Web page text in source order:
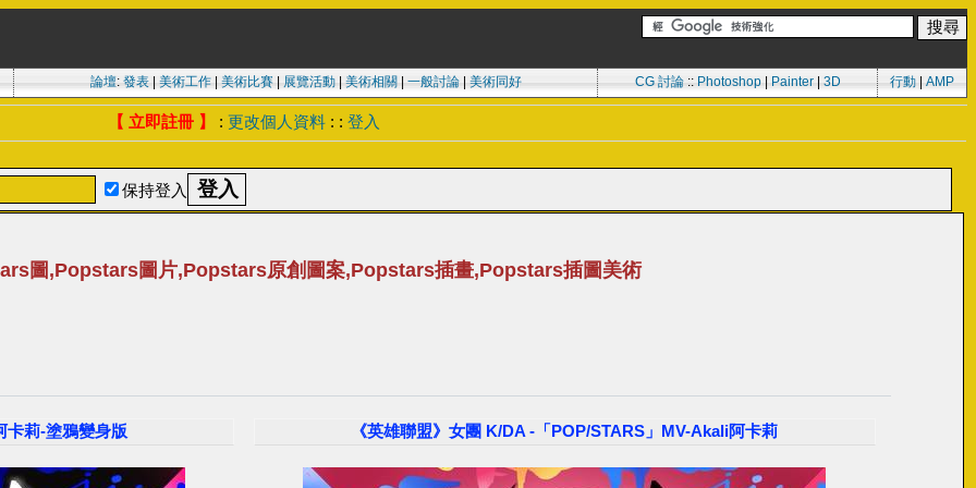
論壇: 發表| 美術工作| 美術比賽| 展覽活動| 美術相關 一般討論| 美術同好 CG 討論:: Photoshop| Painter| 3D 行動 AMP
【 立即註冊 】 : 更改個人資料 : : 登入
保持登入
圖,Popstars圖片,Popstars原創圖案,Popstars插畫,Popstars插圖美術
莉-塗鴉變身版 《英雄聯盟》女團 K/DA -「POP/STARS」MV-Akali阿卡莉